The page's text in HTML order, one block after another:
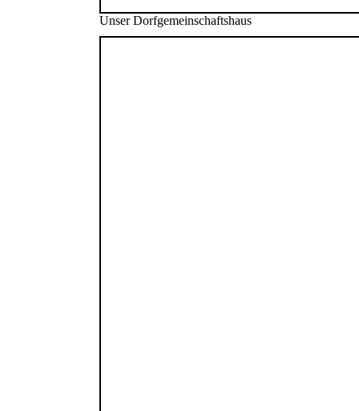
Unser Dorfgemeinschaftshaus